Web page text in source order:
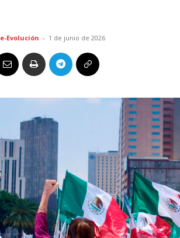
Evolución - 1 de junio de 2026